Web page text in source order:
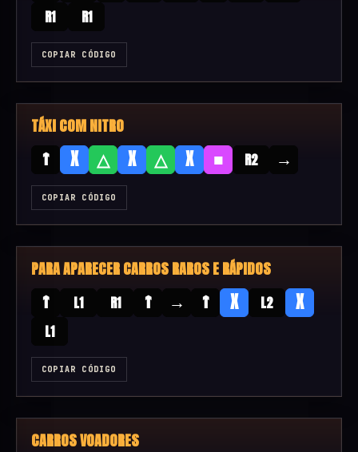
R1
R1
COPIAR CÓDIGO
TÁXI COM NITRO
↑ X △ X △ X ■ R2 →
COPIAR CÓDIGO
PARA APARECER CARROS RAROS E RÁPIDOS
↑ L1 R1 ↑ → ↑ X L2 X
L1
COPIAR CÓDIGO
CARROS VOADORES